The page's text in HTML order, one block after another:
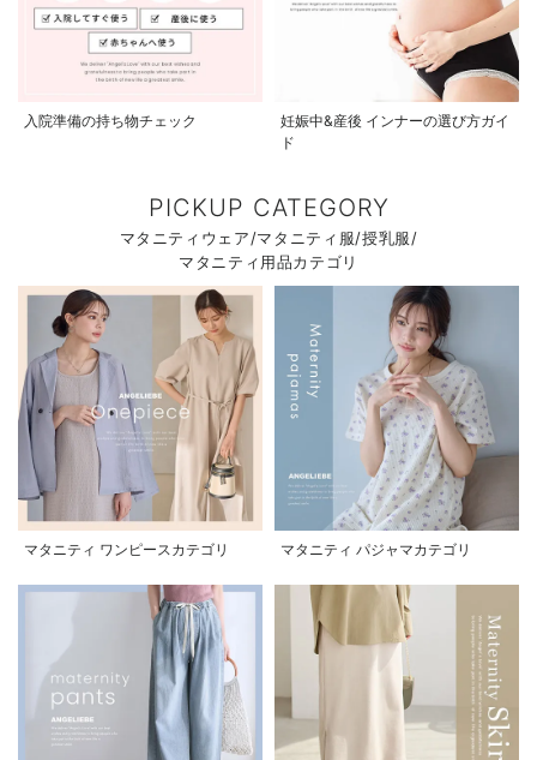
入院準備の持ち物チェック
妊娠中&産後 インナーの選び方ガイ
ド
PICKUP CATEGORY
マタニティウェア/マタニティ服/授乳服/
マタニティ用品カテゴリ
マタニティ ワンピースカテゴリ マタニティ パジャマカテゴリ